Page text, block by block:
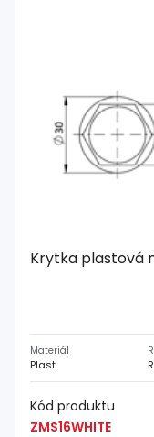
Krytka plastová
Materiál
Plast
Kód produktu
ZMS16WHITE